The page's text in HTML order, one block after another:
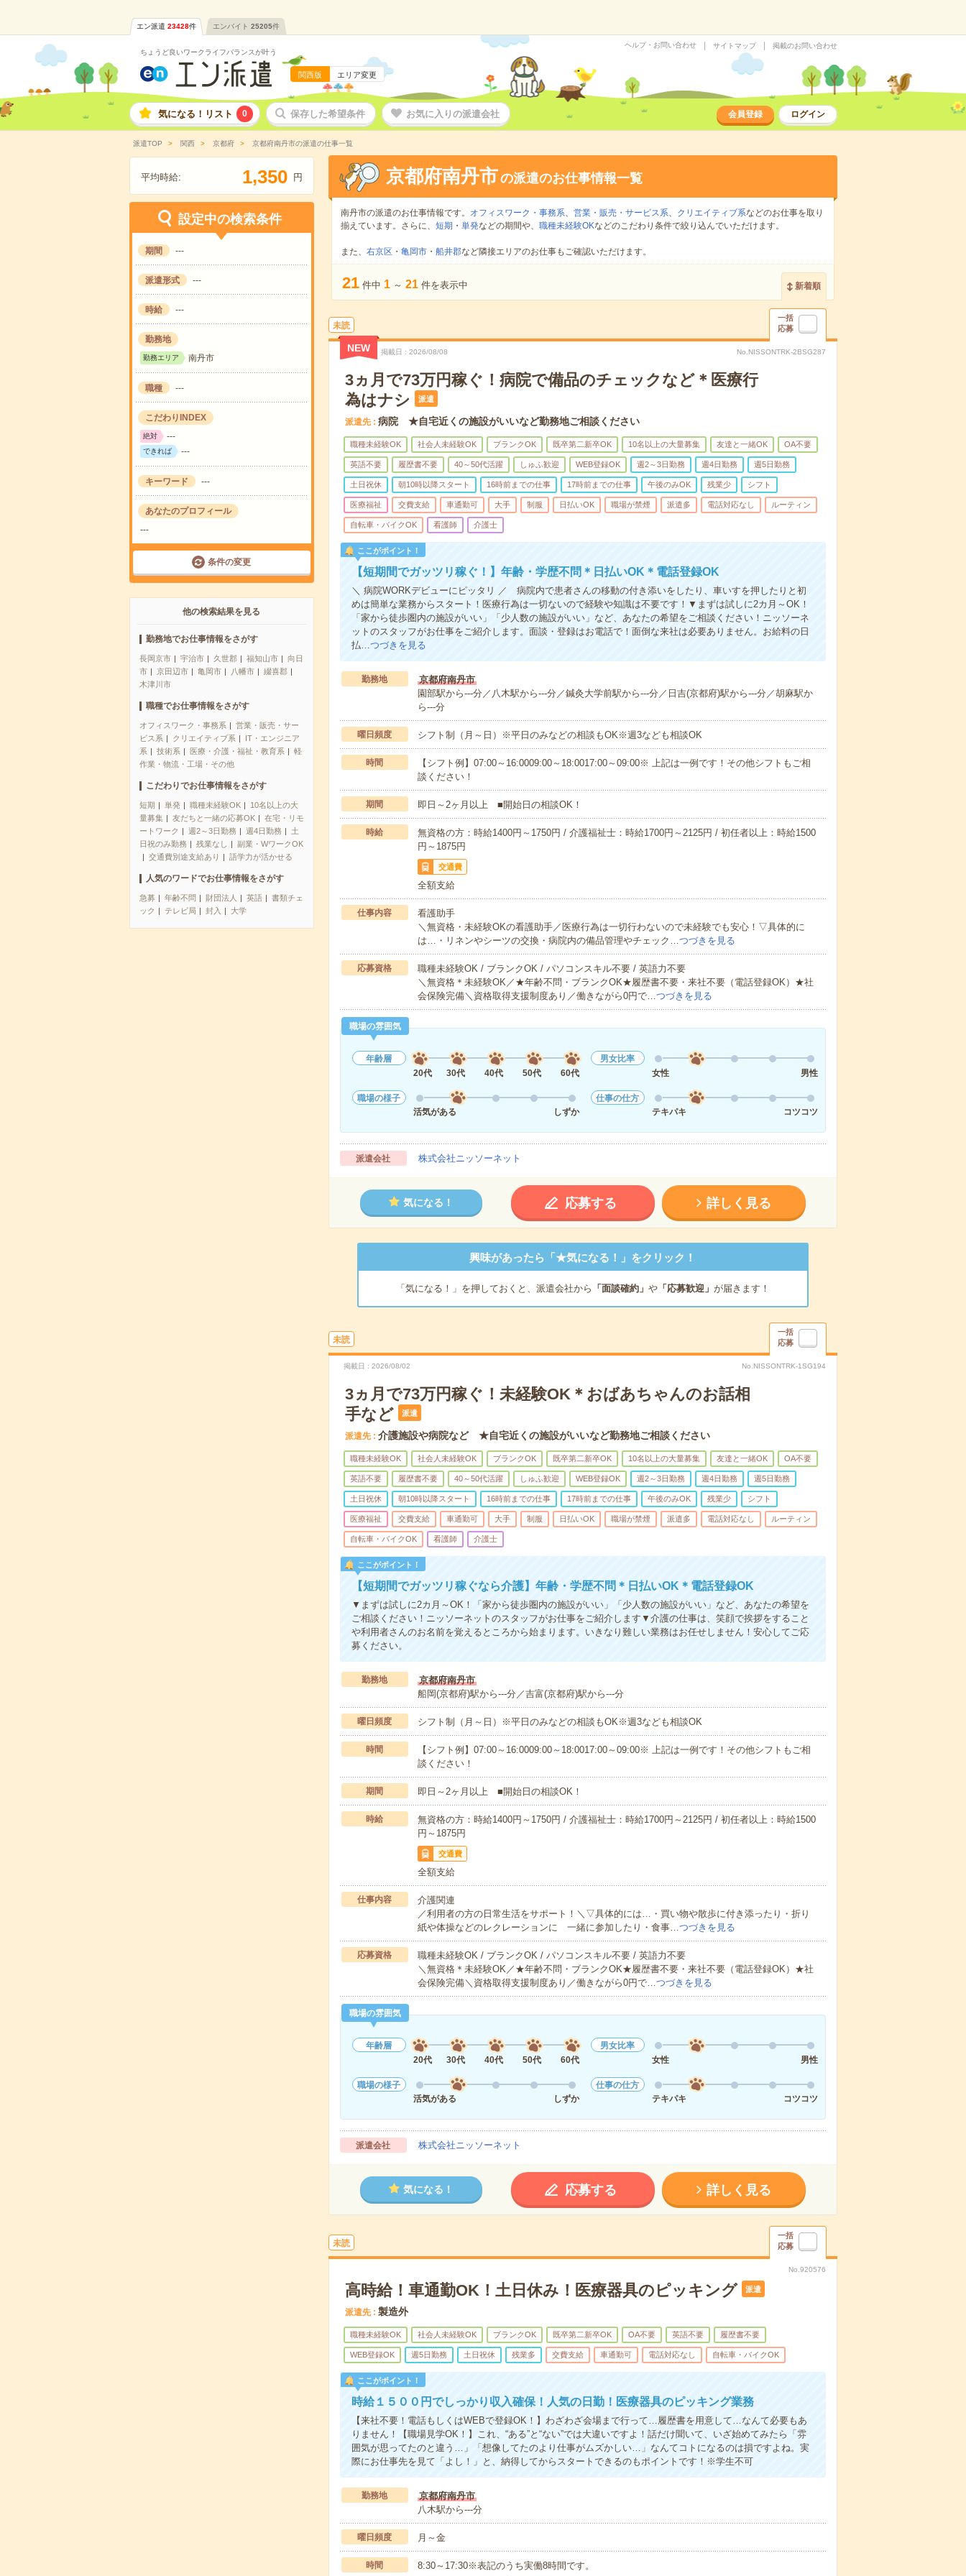
エン派遣 23428件 エンバイト 25205件
ちょうど良いワークライフバランスが叶う
関西版 エリア変更
ヘルプ・お問い合わせ サイトマップ 掲載のお問い合わせ
気になる！リスト 0 保存した希望条件 お気に入りの派遣会社 会員登録 ログイン
派遣TOP 関西 京都府 京都府南丹市の派遣の仕事一覧
平均時給: 1,350 円
設定中の検索条件
期間 ---
派遣形式 ---
時給 ---
勤務地
勤務エリア 南丹市
職種 ---
こだわりINDEX
絶対 ---
できれば ---
キーワード ---
あなたのプロフィール
---
条件の変更
他の検索結果を見る
勤務地でお仕事情報をさがす
長岡京市 宇治市 久世郡 福知山市
向日
市
京田辺市 亀岡市 八幡市
綴喜郡
木津川市
職種でお仕事情報をさがす
オフィスワーク・事務系
営業・販売・サー
ビス系
クリエイティブ系
IT・エンジニア
系
技術系 医療・介護・福祉・教育系
軽
作業・物流・工場・その他
こだわりでお仕事情報をさがす
短期 単発 職種未経験OK
10名以上の大
量募集
友だちと一緒の応募OK
在宅・リモ
ートワーク
週2～3日勤務 週4日勤務
土
日祝のみ勤務
残業なし
副業・WワークOK
交通費別途支給あり
語学力が活かせる
人気のワードでお仕事情報をさがす
急募 年齢不問 財団法人 英語
書類チェ
ック
テレビ局 封入 大学
京都府南丹市の派遣のお仕事情報一覧
南丹市の派遣のお仕事情報です。 オフィスワーク・事務系、 営業・販売・サービス系、 クリエイティブ系などのお仕事を取り
揃えています。さらに、 短期 ・ 単発などの期間や、 職種未経験OKなどのこだわり条件で絞り込んでいただけます。
また、 右京区 ・ 亀岡市・ 船井郡など隣接エリアのお仕事もご確認いただけます。
21 件中 1 ～ 21 件を表示中 新着順
未読
一括
応募
NEW 掲載日 2026/08/08 No.NISSONTRK-2BSG287
3ヵ月で73万円稼ぐ！病院で備品のチェックなど＊医療行
為はナシ
派遣
派遣先 病院 ★自宅近くの施設がいいなど勤務地ご相談ください
職種未経験OK 社会人未経験OK ブランクOK 既卒第二新卒OK 10名以上の大量募集 友達と一緒OK OA不要
英語不要 履歴書不要 40～50代活躍 しゅふ歓迎 WEB登録OK 週2～3日勤務 週4日勤務 週5日勤務
土日祝休 朝10時以降スタート 16時前までの仕事 17時前までの仕事 午後のみOK 残業少 シフト
医療福祉 交費支給 車通勤可 大手 制服 日払いOK 職場が禁煙 派遣多 電話対応なし ルーティン
自転車・バイクOK 看護師 介護士
ここがポイント！
【短期間でガッツリ稼ぐ！】年齢・学歴不問＊日払いOK＊電話登録OK
＼ 病院WORKデビューにピッタリ ／ 病院内で患者さんの移動の付き添いをしたり、車いすを押したりと初
めは簡単な業務からスタート！医療行為は一切ないので経験や知識は不要です！▼まずは試しに2カ月～OK！
「家から徒歩圏内の施設がいい」「少人数の施設がいい」など、あなたの希望をご相談ください！ニッソーネ
ットのスタッフがお仕事をご紹介します。面談・登録はお電話で！面倒な来社は必要ありません。お給料の日
払…つづきを見る
勤務地
京都府南丹市
園部駅から---分／八木駅から---分／鍼灸大学前駅から---分／日吉(京都府)駅から---分／胡麻駅か
ら---分
曜日頻度 シフト制（月～日）※平日のみなどの相談もOK※週3なども相談OK
時間
【シフト例】07:00～16:0009:00～18:0017:00～09:00※ 上記は一例です！その他シフトもご相
談ください！
期間 即日～2ヶ月以上 ■開始日の相談OK！
時給
無資格の方：時給1400円～1750円 / 介護福祉士：時給1700円～2125円 / 初任者以上：時給1500
円～1875円
交通費
全額支給
仕事内容
看護助手
＼無資格・未経験OKの看護助手／医療行為は一切行わないので未経験でも安心！▽具体的に
は…・リネンやシーツの交換・病院内の備品管理やチェック…つづきを見る
応募資格
職種未経験OK / ブランクOK / パソコンスキル不要 / 英語力不要
＼無資格＊未経験OK／★年齢不問・ブランクOK★履歴書不要・来社不要（電話登録OK）★社
会保険完備＼資格取得支援制度あり／働きながら0円で…つづきを見る
職場の雰囲気
年齢層
20代
30代 40代 50代 60代
男女比率
女性
男性
職場の様子
活気がある
しずか
仕事の仕方
テキパキ
コツコツ
派遣会社 株式会社ニッソーネット
気になる！ 応募する 詳しく見る
興味があったら「★気になる！」をクリック！
「気になる！」を押しておくと、派遣会社から 「面談確約」 や「応募歓迎」 が届きます！
未読
一括
応募
掲載日 2026/08/02 No.NISSONTRK-1SG194
3ヵ月で73万円稼ぐ！未経験OK＊おばあちゃんのお話相
手など
派遣
派遣先 介護施設や病院など ★自宅近くの施設がいいなど勤務地ご相談ください
職種未経験OK 社会人未経験OK ブランクOK 既卒第二新卒OK 10名以上の大量募集 友達と一緒OK OA不要
英語不要 履歴書不要 40～50代活躍 しゅふ歓迎 WEB登録OK 週2～3日勤務 週4日勤務 週5日勤務
土日祝休 朝10時以降スタート 16時前までの仕事 17時前までの仕事 午後のみOK 残業少 シフト
医療福祉 交費支給 車通勤可 大手 制服 日払いOK 職場が禁煙 派遣多 電話対応なし ルーティン
自転車・バイクOK 看護師 介護士
ここがポイント！
【短期間でガッツリ稼ぐなら介護】年齢・学歴不問＊日払いOK＊電話登録OK
▼まずは試しに2カ月～OK！「家から徒歩圏内の施設がいい」「少人数の施設がいい」など、あなたの希望を
ご相談ください！ニッソーネットのスタッフがお仕事をご紹介します▼介護の仕事は、笑顔で挨拶をすること
や利用者さんのお名前を覚えるところから始まります。いきなり難しい業務はお任せしません！安心してご応
募ください。
勤務地
京都府南丹市
船岡(京都府)駅から---分／吉富(京都府)駅から---分
曜日頻度 シフト制（月～日）※平日のみなどの相談もOK※週3なども相談OK
時間
【シフト例】07:00～16:0009:00～18:0017:00～09:00※ 上記は一例です！その他シフトもご相
談ください！
期間 即日～2ヶ月以上 ■開始日の相談OK！
時給
無資格の方：時給1400円～1750円 / 介護福祉士：時給1700円～2125円 / 初任者以上：時給1500
円～1875円
交通費
全額支給
仕事内容
介護関連
／利用者の方の日常生活をサポート！＼▽具体的には…・買い物や散歩に付き添ったり・折り
紙や体操などのレクレーションに 一緒に参加したり・食事…つづきを見る
応募資格
職種未経験OK / ブランクOK / パソコンスキル不要 / 英語力不要
＼無資格＊未経験OK／★年齢不問・ブランクOK★履歴書不要・来社不要（電話登録OK）★社
会保険完備＼資格取得支援制度あり／働きながら0円で…つづきを見る
職場の雰囲気
年齢層
20代
30代 40代 50代 60代
男女比率
女性
男性
職場の様子
活気がある
しずか
仕事の仕方
テキパキ
コツコツ
派遣会社 株式会社ニッソーネット
気になる！ 応募する 詳しく見る
未読
一括
応募
No.920576
高時給！車通勤OK！土日休み！医療器具のピッキング 派遣
派遣先 製造外
職種未経験OK 社会人未経験OK ブランクOK 既卒第二新卒OK OA不要 英語不要 履歴書不要
WEB登録OK 週5日勤務 土日祝休 残業多 交費支給 車通勤可 電話対応なし 自転車・バイクOK
ここがポイント！
時給１５００円でしっかり収入確保！人気の日勤！医療器具のピッキング業務
【来社不要！電話もしくはWEBで登録OK！】わざわざ会場まで行って…履歴書を用意して…なんて必要もあ
りません！【職場見学OK！】これ、“ある”と“ない”では大違いですよ！話だけ聞いて、いざ始めてみたら「雰
囲気が思ってたのと違う…」「想像してたのより仕事がムズかしい…」なんてコトになるのは損ですよね。実
際にお仕事先を見て「よし！」と、納得してからスタートできるのもポイントです！※学生不可
勤務地
京都府南丹市
八木駅から---分
曜日頻度 月～金
時間 8:30～17:30※表記のうち実働8時間です。